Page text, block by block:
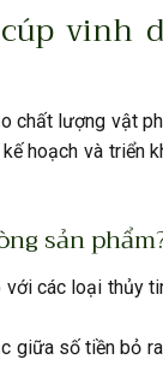
vinh
chất lượng vật
hoạch và triển
sản
các loại thủy
giữa số tiền bỏ